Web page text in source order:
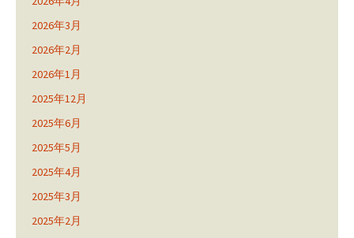
2026年3月
2026年2月
2026年1月
2025年12月
2025年6月
2025年5月
2025年4月
2025年3月
2025年2月